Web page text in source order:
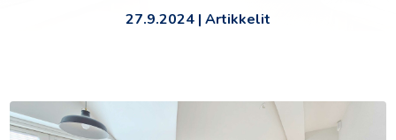
27.9.2024| Artikkelit